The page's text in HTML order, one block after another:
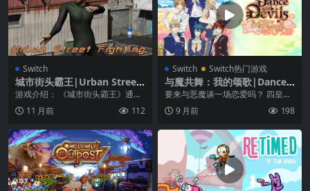
Switch
城市街头霸王|Urban Street
Fighting
游戏介绍： 《城市街头霸王》通过
这个硬核的打人游戏找到原始的战
斗体验。 用惊人的...
11 月前 112
Switch Switch热门游戏
与魔共舞：我的颂歌|Dance
with Devils My Carol中文
要来与恶魔谈一场恋爱吗？ 四皇町
中，恶魔与吸血鬼在暗中围绕“禁忌
魔典”展开争夺。...
9 月前 198